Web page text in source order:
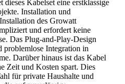
Kabelset eine erstklassige
Installation und
des Growatt
und erfordert keine
Das Plug-and-Play-Design
problemlose Integration in
Darüber hinaus ist das Kabel
Zeit und Kosten spart. Dies
für private Haushalte und